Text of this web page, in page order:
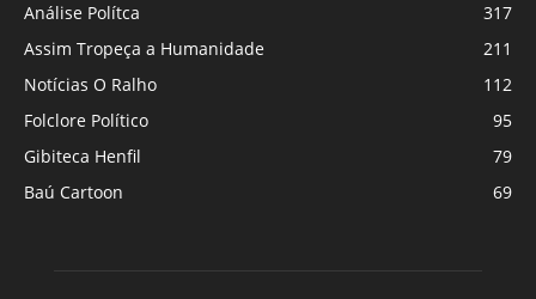
Análise Polítca
317
Assim Tropeça a Humanidade
211
Notícias O Ralho
112
Folclore Político
95
Gibiteca Henfil
79
Baú Cartoon
69